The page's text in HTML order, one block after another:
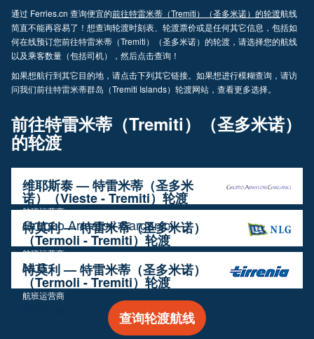
通过 Ferries.cn 查询便宜的前往特雷米蒂（Tremiti）（圣多米诺）的轮渡航线
简直不能再容易了！想查询轮渡时刻表、轮渡票价或是任何其它信息，包括如
何在线预订您前往特雷米蒂（Tremiti）（圣多米诺）的轮渡，请选择您的航线
以及乘客数量（包括司机），然后点击查询！
如果想航行到其它目的地，请点击下列其它链接。如果想进行模糊查询，请访
问我们前往特雷米蒂群岛（Tremiti Islands）轮渡网站，查看更多选择。
前往特雷米蒂（Tremiti）（圣多米诺）
的轮渡
维耶斯泰 — 特雷米蒂（圣多米
诺）（Vieste - Tremiti）轮渡
航班运营商
Gruppo Armatori Garganici
特莫利 — 特雷米蒂（圣多米诺）
（Termoli - Tremiti）轮渡
航班运营商
NLG
特莫利 — 特雷米蒂（圣多米诺）
（Termoli - Tremiti）轮渡
航班运营商
查询轮渡航线